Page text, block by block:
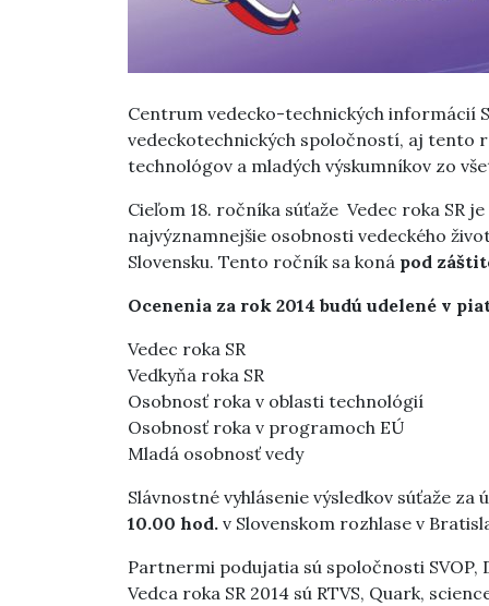
Centrum vedecko-technických informácií
vedeckotechnických spoločností, aj tento
technológov a mladých výskumníkov zo
Cieľom 18. ročníka súťaže Vedec roka SR
najvýznamnejšie osobnosti vedeckého
Slovensku. Tento ročník sa koná pod
Ocenenia za rok 2014 budú udelené v
Vedec roka SR
Vedkyňa roka SR
Osobnosť roka v oblasti technológií
Osobnosť roka v programoch EÚ
Mladá osobnosť vedy
Slávnostné vyhlásenie výsledkov súťaže
10.00 hod. v Slovenskom rozhlase v
Partnermi podujatia sú spoločnosti SVOP,
Vedca roka SR 2014 sú RTVS, Quark,